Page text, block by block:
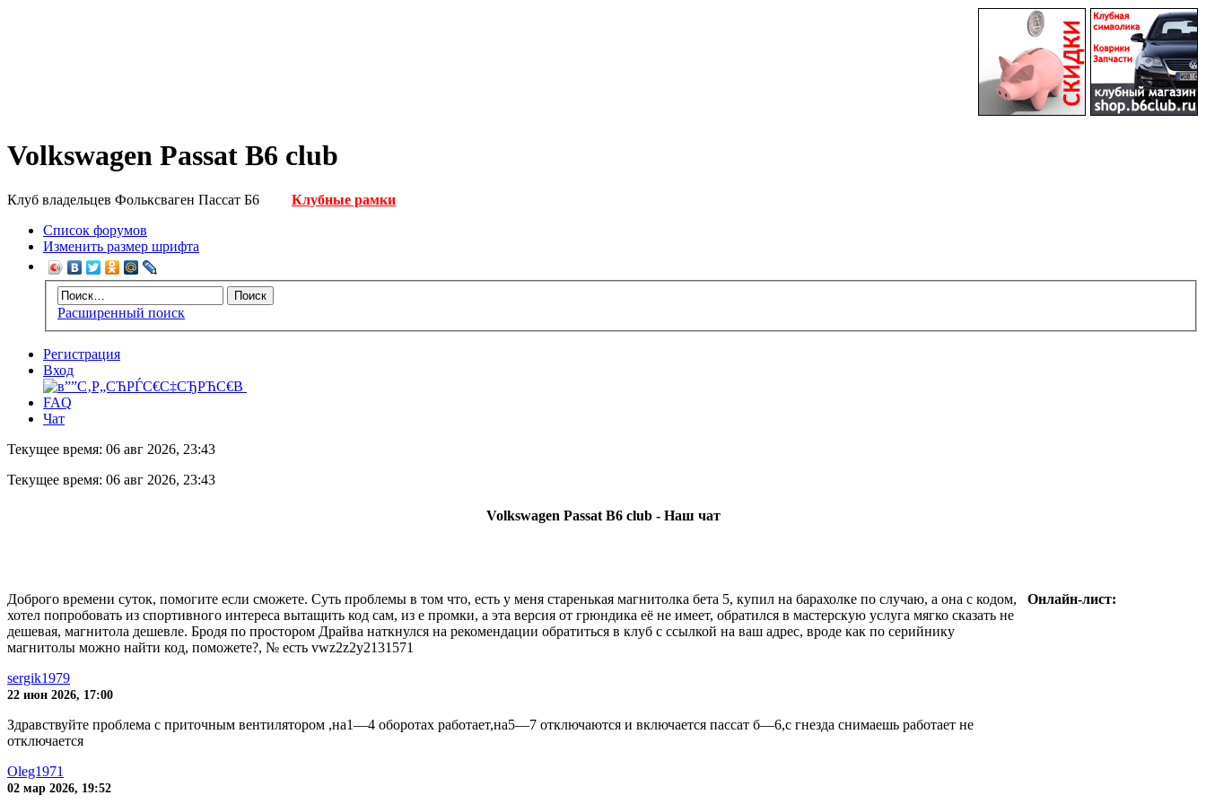
Volkswagen Passat B6 club
Клуб владельцев Фольксваген Пассат Б6
Клубные рамки
Список форумов
Изменить размер шрифта
Расширенный поиск
Регистрация
Вход
FAQ
Чат
Текущее время: 06 авг 2026, 23:43
Текущее время: 06 авг 2026, 23:43
Volkswagen Passat B6 club - Наш чат
Доброго времени суток, помогите если сможете. Cуть проблемы в том что, есть у меня старенькая магнитолка бета 5, купил на барахолке по случаю, а она с кодом,
хотел попробовать из спортивного интереса вытащить код сам, из е промки, а эта версия от грюндика её не имеет, обратился в мастерскую услуга мягко сказать не
дешевая, магнитола дешевле. Бродя по простором Драйва наткнулся на рекомендации обратиться в клуб с ссылкой на ваш адрес, вроде как по серийнику
магнитолы можно найти код, поможете?, № есть vwz2z2y2131571
sergik1979
22 июн 2026, 17:00
Здравствуйте проблема с приточным вентилятором ,на1—4 оборотах работает,на5—7 отключаются и включается пассат б—6,с гнезда снимаешь работает не
отключается
Oleg1971
02 мар 2026, 19:52
Онлайн-лист: